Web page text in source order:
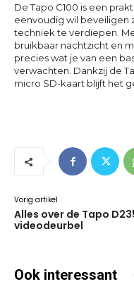
De Tapo C100 is een
eenvoudig wil beveiligen
techniek te verdiepen.
bruikbaar nachtzicht en
precies wat je van een
verwachten. Dankzij de
micro SD-kaart blijft het
Vorig artikel
Alles over de Tapo
videodeurbel
Ook interessant